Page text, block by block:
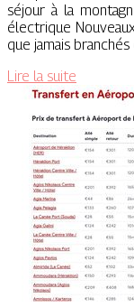
séjour à la
électrique
que jamais
Lire la suite